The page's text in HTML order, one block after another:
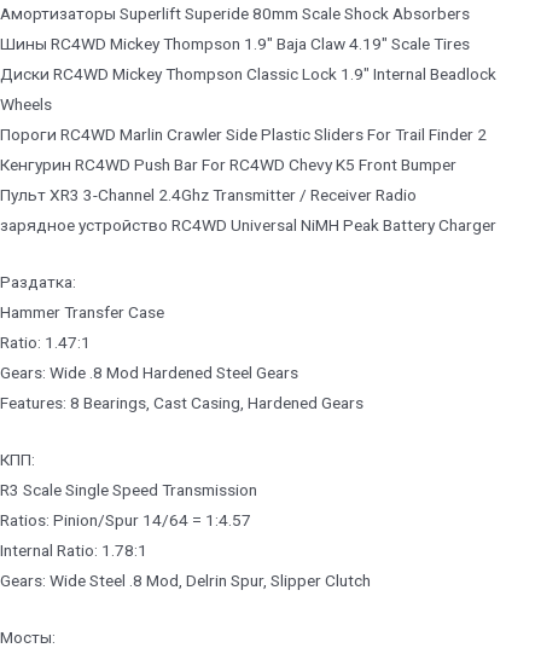
Амортизаторы Superlift Superide 80mm Scale Shock Absorbers
Шины RC4WD Mickey Thompson 1.9″ Baja Claw 4.19″ Scale Tires
Диски RC4WD Mickey Thompson Classic Lock 1.9″ Internal Beadlock
Wheels
Пороги RC4WD Marlin Crawler Side Plastic Sliders For Trail Finder 2
Кенгурин RC4WD Push Bar For RC4WD Chevy K5 Front Bumper
Пульт XR3 3-Channel 2.4Ghz Transmitter / Receiver Radio
зарядное устройство RC4WD Universal NiMH Peak Battery Charger
Раздатка:
Hammer Transfer Case
Ratio: 1.47:1
Gears: Wide .8 Mod Hardened Steel Gears
Features: 8 Bearings, Cast Casing, Hardened Gears
КПП:
R3 Scale Single Speed Transmission
Ratios: Pinion/Spur 14/64 = 1:4.57
Internal Ratio: 1.78:1
Gears: Wide Steel .8 Mod, Delrin Spur, Slipper Clutch
Мосты: